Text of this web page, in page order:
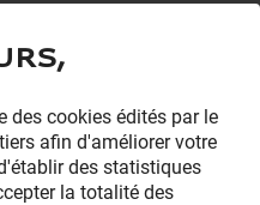
des cookies édités par le
afin d'améliorer votre
des statistiques
la totalité des